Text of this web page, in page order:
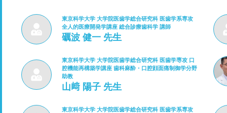
東京科学大学 大学院医歯学総合研究科 医歯学系専攻
全人的医療開発学講座 総合診療歯科学 講師
礪波 健一 先生
東京科学大学 大学院医歯学総合研究科 医歯学専攻 口
腔機能再構築学講座 歯科麻酔・口腔顔面痛制御学分野
助教
山﨑 陽子 先生
東京科学大学 大学院医歯学総合研究科 医歯学系専攻